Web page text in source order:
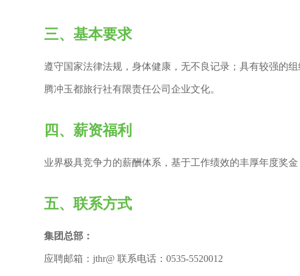
三、基本要求
遵守国家法律法规，身体健康，无不良记录；具有较强的
腾冲玉都旅行社有限责任公司企业文化。
四、薪资福利
业界极具竞争力的薪酬体系，基于工作绩效的丰厚年度奖
五、联系方式
集团总部：
应聘邮箱：jthr@ 联系电话：0535-5520012